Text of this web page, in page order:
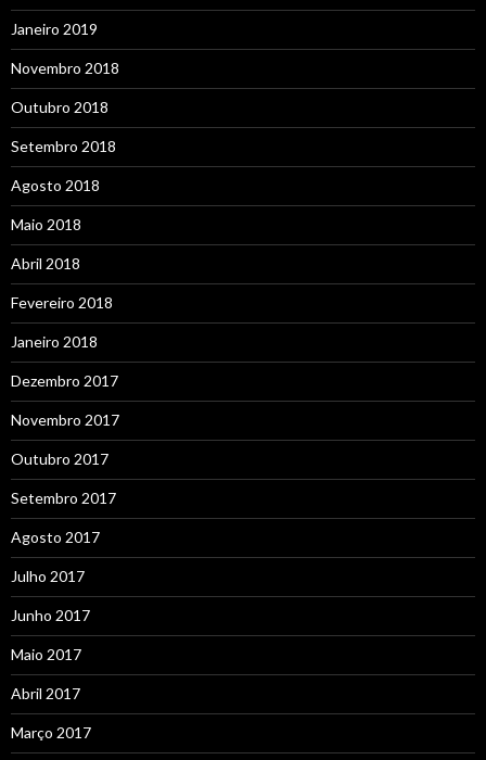
Janeiro 2019
Novembro 2018
Outubro 2018
Setembro 2018
Agosto 2018
Maio 2018
Abril 2018
Fevereiro 2018
Janeiro 2018
Dezembro 2017
Novembro 2017
Outubro 2017
Setembro 2017
Agosto 2017
Julho 2017
Junho 2017
Maio 2017
Abril 2017
Março 2017